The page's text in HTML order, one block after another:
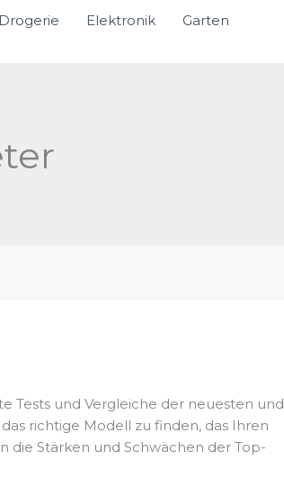
Drogerie Elektronik
Garten
Tests und Vergleiche der neuesten und
richtige Modell zu finden, das Ihren
die Stärken und Schwächen der Top-